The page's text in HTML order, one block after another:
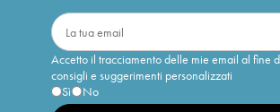
Accetto il tracciamento delle mie email al fine
consigli e suggerimenti personalizzati
Sì
No